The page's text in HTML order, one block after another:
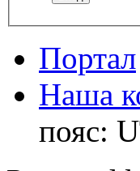
Портал
Наша
пояс: